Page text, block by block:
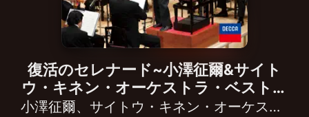
復活のセレナード~小澤征爾&サイト
ウ・キネン・オーケストラ・ベスト・
セレクション
小澤征爾、 サイトウ・キネン・オーケストラ